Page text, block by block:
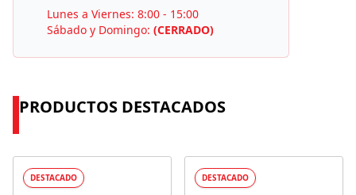
Lunes a Viernes: 8:00 - 15:00
Sábado y Domingo: (CERRADO)
PRODUCTOS DESTACADOS
DESTACADO DESTACADO